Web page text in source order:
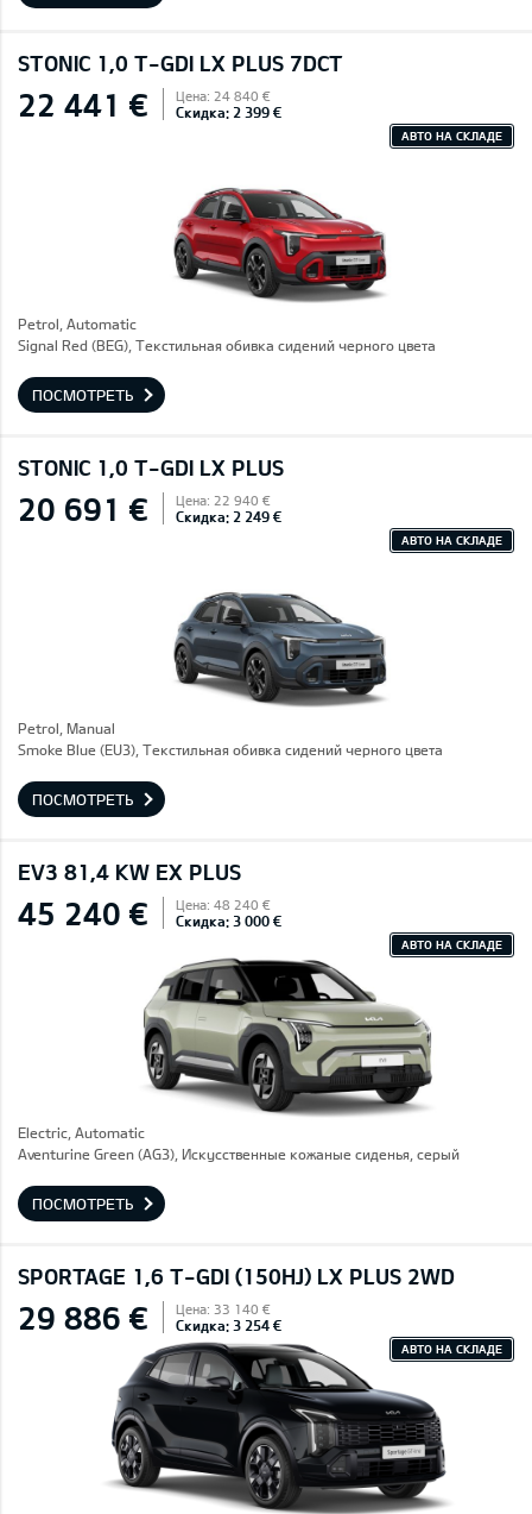
STONIC 1,0 T-GDI LX PLUS 7DCT
22 441 € Цена: 24 840 €
Скидка: 2 399 €
АВТО НА СКЛАДЕ
Petrol, Automatic
Signal Red (BEG), Текстильная обивка сидений черного цвета
ПОСМОТРЕТЬ
STONIC 1,0 T-GDI LX PLUS
20 691 € Цена: 22 940 €
Скидка: 2 249 €
АВТО НА СКЛАДЕ
Petrol, Manual
Smoke Blue (EU3), Текстильная обивка сидений черного цвета
ПОСМОТРЕТЬ
EV3 81,4 KW EX PLUS
45 240 € Цена: 48 240 €
Скидка: 3 000 €
АВТО НА СКЛАДЕ
Electric, Automatic
Aventurine Green (AG3), Искусственные кожаные сиденья, серый
ПОСМОТРЕТЬ
SPORTAGE 1,6 T-GDI (150HJ) LX PLUS 2WD
29 886 € Цена: 33 140 €
Скидка: 3 254 €
АВТО НА СКЛАДЕ